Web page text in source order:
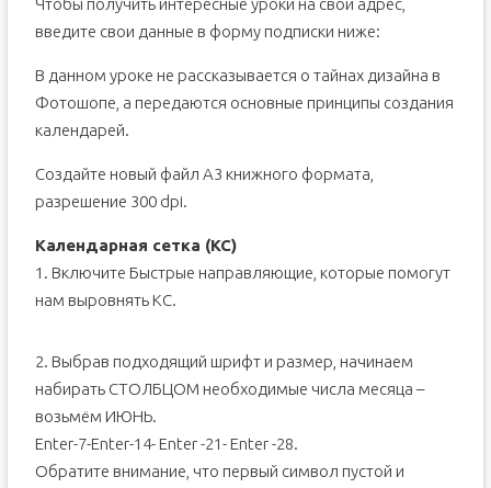
Чтобы получить интересные уроки на свой адрес,
введите свои данные в форму подписки ниже:
В данном уроке не рассказывается о тайнах дизайна в
Фотошопе, а передаются основные принципы создания
календарей.
Создайте новый файл А3 книжного формата,
разрешение 300 dpi.
Календарная сетка (КС)
1. Включите Быстрые направляющие, которые помогут
нам выровнять КС.
2. Выбрав подходящий шрифт и размер, начинаем
набирать СТОЛБЦОМ необходимые числа месяца –
возьмём ИЮНЬ.
Enter-7-Enter-14- Enter -21- Enter -28.
Обратите внимание, что первый символ пустой и